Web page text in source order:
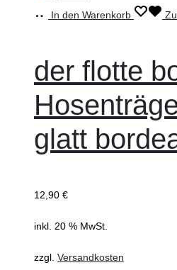
In den Warenkorb
der flotte
glatt
12,90 €
inkl. 20 % MwSt.
zzgl. Versandkosten